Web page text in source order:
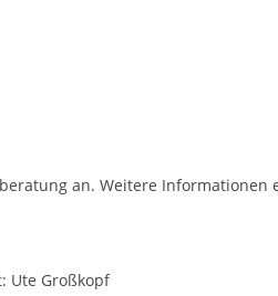
an. Weitere Informationen
Ute Großkopf